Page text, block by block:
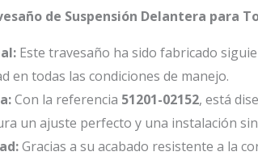
de Suspensión Delantera para
Este travesaño ha sido fabricado
en todas las condiciones de manejo.
Con la referencia 51201-02152, está
un ajuste perfecto y una instalación
Gracias a su acabado resistente a la